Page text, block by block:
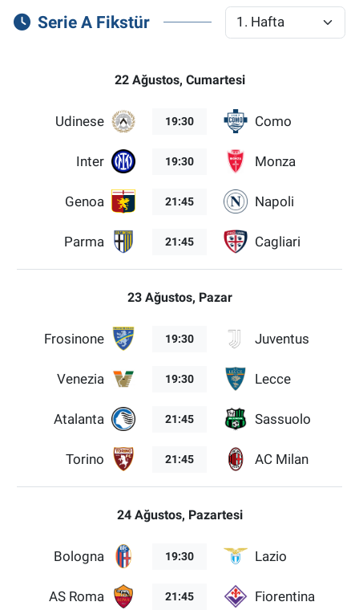
Serie A Fikstür
22 Ağustos, Cumartesi
Udinese 19:30 Como
Inter 19:30 Monza
Genoa 21:45 Napoli
Parma 21:45 Cagliari
23 Ağustos, Pazar
Frosinone 19:30 Juventus
Venezia 19:30 Lecce
Atalanta 21:45 Sassuolo
Torino 21:45 AC Milan
24 Ağustos, Pazartesi
Bologna 19:30 Lazio
AS Roma 21:45 Fiorentina